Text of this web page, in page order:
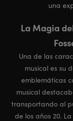
una
La Magia
Una de las
musical es su
emblemáticas
musical
transportando al
de los años 20.